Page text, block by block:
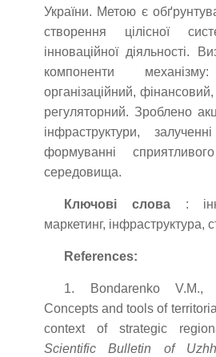
України. Метою є
створення цілісної
інноваційної діяльності.
компоненти
організаційний,
регуляторний. Зроблено
інфраструктури,
формуванні
середовища.
Ключові слова:
маркетинг, інфраструктура,
References:
1. Bondarenko V.M.,
Concepts and tools of
context of strategic
Scientific Bulletin of